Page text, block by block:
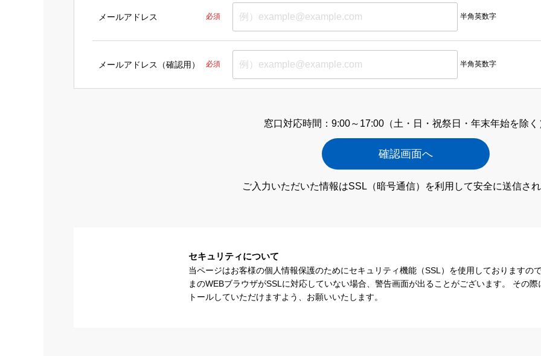
メールアドレス 必須 半角英数字
メールアドレス（確認用） 必須 半角英数字
窓口対応時間：9:00～17:00（土・日・祝祭日・年末年始を除く
ご入力いただいた情報はSSL（暗号通信） を利用して安全に送信さ
セキュリティについて
当ページはお客様の個人情報保護のためにセキュリティ機能（SSL）を使用しておりますの
まのWEBブラウザがSSLに対応していない場合、警告画面が出ることがございます。 その
トールしていただけますよう、お願いいたします。